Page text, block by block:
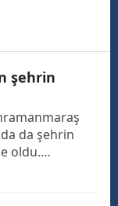
şehrin
da şehrin
oldu.
ardından